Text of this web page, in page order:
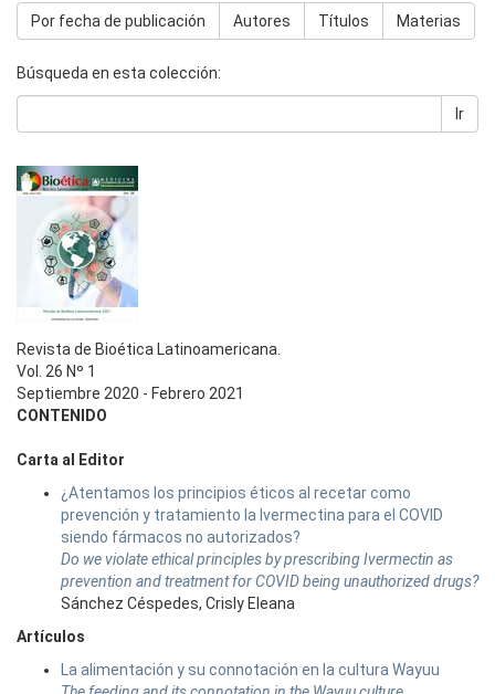
Por fecha de publicación Autores Títulos Materias
Búsqueda en esta colección:
Ir
Revista de Bioética Latinoamericana.
Vol. 26 Nº 1
Septiembre 2020 - Febrero 2021
CONTENIDO
Carta al Editor
¿Atentamos los principios éticos al recetar como
prevención y tratamiento la Ivermectina para el COVID
siendo fármacos no autorizados?
Do we violate ethical principles by prescribing Ivermectin as
prevention and treatment for COVID being unauthorized drugs?
Sánchez Céspedes, Crisly Eleana
Artículos
La alimentación y su connotación en la cultura Wayuu